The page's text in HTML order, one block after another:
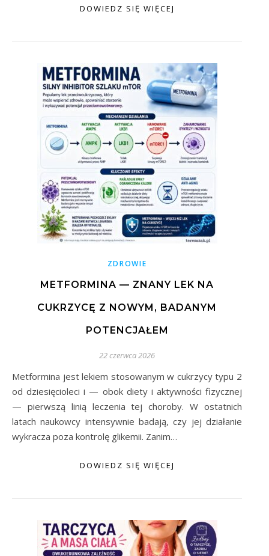
DOWIEDZ SIĘ WIĘCEJ
ZDROWIE
METFORMINA — ZNANY LEK NA
CUKRZYCĘ Z NOWYM, BADANYM
POTENCJAŁEM
22 czerwca 2026
Metformina jest lekiem stosowanym w cukrzycy typu 2
od dziesięcioleci i — obok diety i aktywności fizycznej
— pierwszą linią leczenia tej choroby. W ostatnich
latach naukowcy intensywnie badają, czy jej działanie
wykracza poza kontrolę glikemii. Zanim…
DOWIEDZ SIĘ WIĘCEJ